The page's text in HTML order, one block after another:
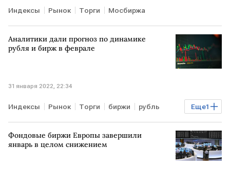
Индексы Рынок Торги Мосбиржа
Аналитики дали прогноз по динамике
рубля и бирж в феврале
31 января 2022, 22:34
Еще1
Индексы Рынок Торги биржи рубль
Курсы валют
Фондовые биржи Европы завершили
январь в целом снижением